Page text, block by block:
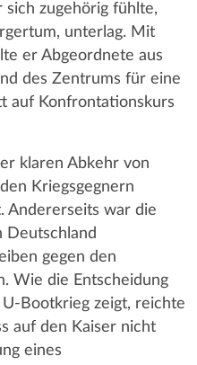
sich zugehörig fühlte,
unterlag. Mit
er Abgeordnete aus
des Zentrums für eine
auf Konfrontationskurs
klaren Abkehr von
Kriegsgegnern
Andererseits war die
Deutschland
gegen den
Wie die Entscheidung
Bootkrieg zeigt, reichte
auf den Kaiser nicht
eines